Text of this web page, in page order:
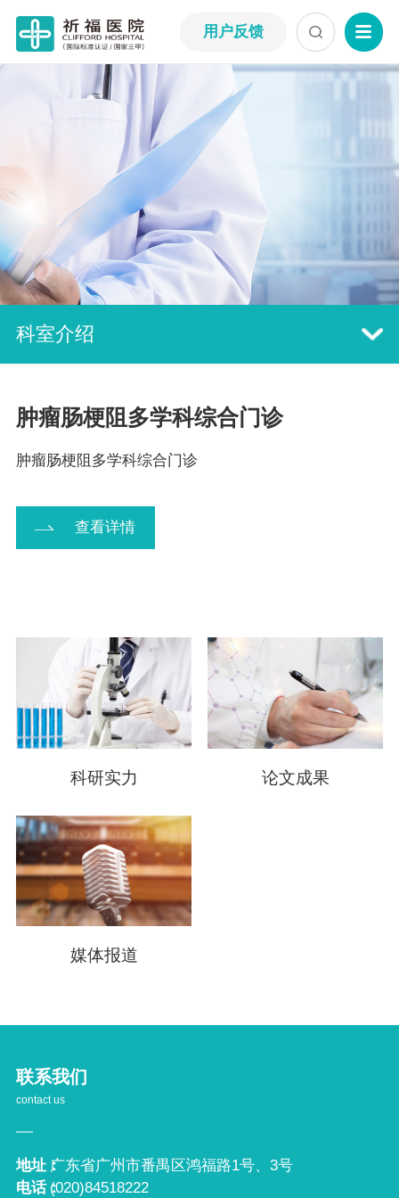
用户反馈
科室介绍
肿瘤肠梗阻多学科综合门诊
肿瘤肠梗阻多学科综合门诊
查看详情
科研实力 论文成果
媒体报道
联系我们
contact us
地址：广东省广州市番禺区鸿福路1号、3号
电话：(020)84518222